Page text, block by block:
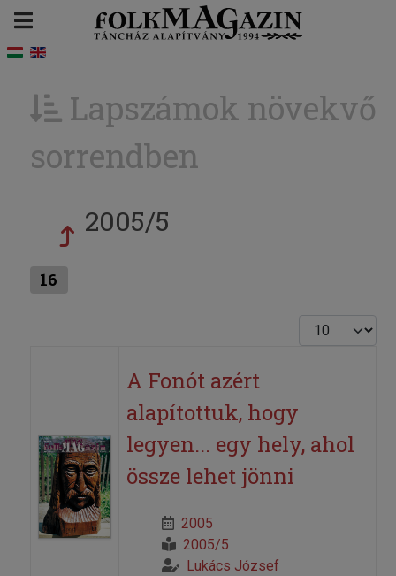
Lapszámok növekvő
sorrendben
2005/5
16
Tételek #
A Fonót azért
alapítottuk, hogy
legyen... egy hely, ahol
össze lehet jönni
2005
2005/5
Lukács József